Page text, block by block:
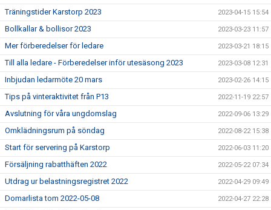
Träningstider Karstorp 2023 2023-04-15 15:54
Bollkallar & bollisor 2023 2023-03-23 11:57
Mer förberedelser för ledare 2023-03-21 18:15
Till alla ledare - Förberedelser inför utesäsong 2023 2023-03-08 12:31
Inbjudan ledarmöte 20 mars 2023-02-26 14:15
Tips på vinteraktivitet från P13 2022-11-19 22:57
Avslutning för våra ungdomslag 2022-09-06 13:29
Omklädningsrum på söndag 2022-08-22 15:38
Start för servering på Karstorp 2022-06-03 11:20
Försäljning rabatthäften 2022 2022-05-22 07:34
Utdrag ur belastningsregistret 2022 2022-04-29 09:49
Domarlista tom 2022-05-08 2022-04-27 22:28